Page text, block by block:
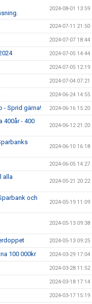
2024-08-01 13:59
2024-07-11 21:50
2024-07-07 18:44
2024-07-05 14:44
2024-07-05 12:19
2024-07-04 07:21
2024-06-24 14:55
- Sprid gärna! 2024-06-16 15:20
400år - 400
2024-06-12 21:20
2024-06-10 16:18
2024-06-05 14:27
alla
2024-05-21 20:22
och
2024-05-19 11:09
2024-05-13 09:38
2024-05-13 09:25
100 000kr 2024-03-29 17:04
2024-03-28 11:52
2024-03-18 17:14
2024-03-17 15:19